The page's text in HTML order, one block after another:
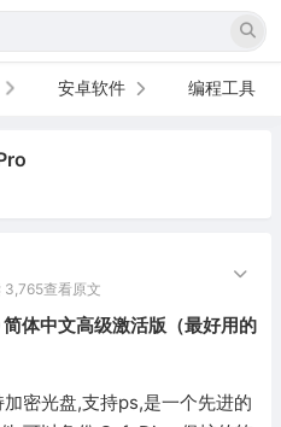
安卓软件 编程工具
3,765查看原文
体中文高级激活版（最好用的
密光盘,支持ps,是一个先进的